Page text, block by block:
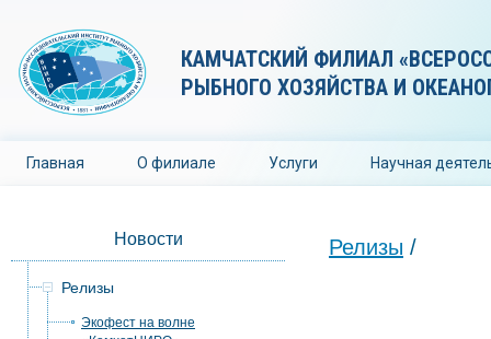
КАМЧАТСКИЙ ФИЛИАЛ
РЫБНОГО ХОЗЯЙСТВА И
Главная О филиале Услуги Научная
Новости
Релизы
Экофест на волне
Релизы /